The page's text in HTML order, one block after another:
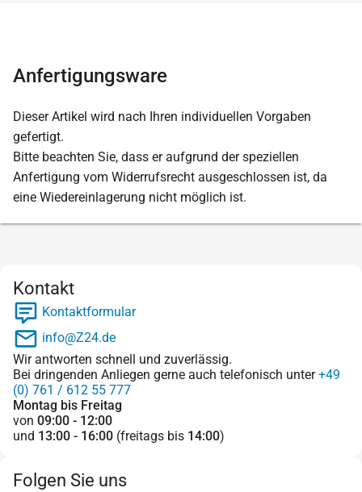
Anfertigungsware
Dieser Artikel wird nach Ihren individuellen Vorgaben
gefertigt.
Bitte beachten Sie, dass er aufgrund der speziellen
Anfertigung vom Widerrufsrecht ausgeschlossen ist, da
eine Wiedereinlagerung nicht möglich ist.
Kontakt
Kontaktformular
info@Z24.de
Wir antworten schnell und zuverlässig.
Bei dringenden Anliegen gerne auch telefonisch unter+49
(0) 761 / 612 55 777
Montag bis Freitag
von 09:00 - 12:00
und 13:00 - 16:00 (freitags bis 14:00)
Folgen Sie uns